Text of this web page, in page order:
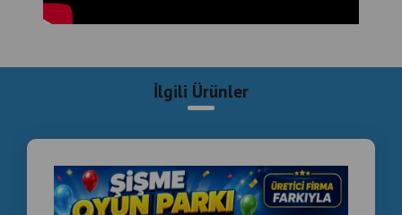
İlgili Ürünler